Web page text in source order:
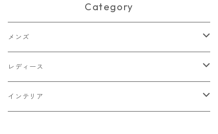
Category
メンズ
トップス
Tシャツ・カットソー
ボトムス
レディース
トップス
インテリア